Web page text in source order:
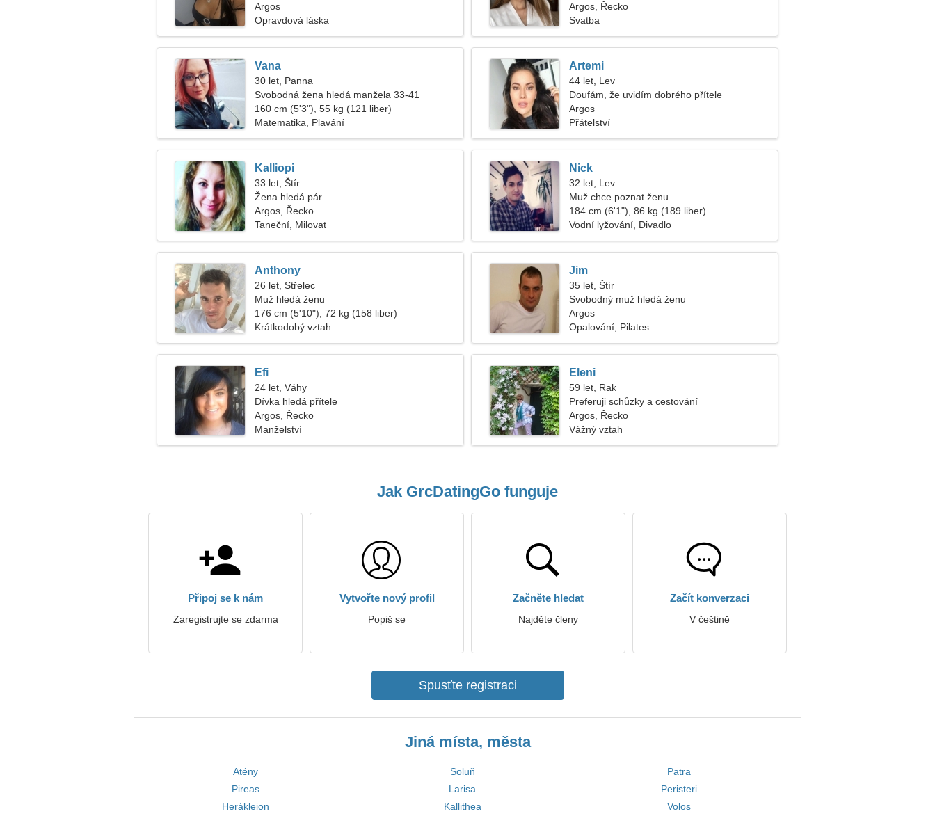
Argos
Opravdová láska
Argos, Řecko
Svatba
Vana
30 let, Panna
Svobodná žena hledá manžela 33-41
160 cm (5'3"), 55 kg (121 liber)
Matematika, Plavání
Artemi
44 let, Lev
Doufám, že uvidím dobrého přítele
Argos
Přátelství
Kalliopi
33 let, Štír
Žena hledá pár
Argos, Řecko
Taneční, Milovat
Nick
32 let, Lev
Muž chce poznat ženu
184 cm (6'1"), 86 kg (189 liber)
Vodní lyžování, Divadlo
Anthony
26 let, Střelec
Muž hledá ženu
176 cm (5'10"), 72 kg (158 liber)
Krátkodobý vztah
Jim
35 let, Štír
Svobodný muž hledá ženu
Argos
Opalování, Pilates
Efi
24 let, Váhy
Dívka hledá přítele
Argos, Řecko
Manželství
Eleni
59 let, Rak
Preferuji schůzky a cestování
Argos, Řecko
Vážný vztah
Jak GrcDatingGo funguje
Připoj se k nám
Zaregistrujte se zdarma
Vytvořte nový profil
Popiš se
Začněte hledat
Najděte členy
Začít konverzaci
V češtině
Spusťte registraci
Jiná místa, města
Atény Soluň
Patra
Pireas
Larisa
Peristeri
Herákleion
Kallithea Volos